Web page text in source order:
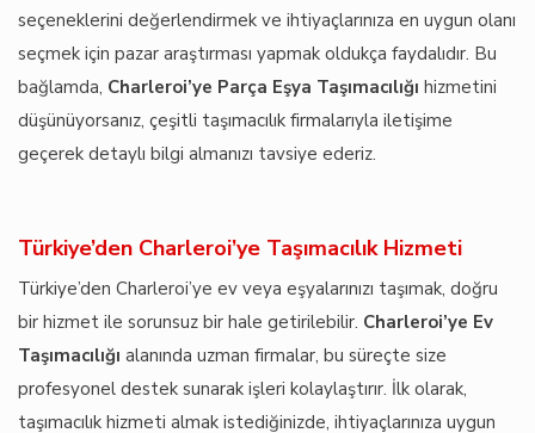
seçeneklerini değerlendirmek ve ihtiyaçlarınıza en uygun olanı
seçmek için pazar araştırması yapmak oldukça faydalıdır. Bu
bağlamda, Charleroi’ye Parça Eşya Taşımacılığı hizmetini
düşünüyorsanız, çeşitli taşımacılık firmalarıyla iletişime
geçerek detaylı bilgi almanızı tavsiye ederiz.
Türkiye’den Charleroi’ye Taşımacılık Hizmeti
Türkiye’den Charleroi’ye ev veya eşyalarınızı taşımak, doğru
bir hizmet ile sorunsuz bir hale getirilebilir. Charleroi’ye Ev
Taşımacılığı alanında uzman firmalar, bu süreçte size
profesyonel destek sunarak işleri kolaylaştırır. İlk olarak,
taşımacılık hizmeti almak istediğinizde, ihtiyaçlarınıza uygun